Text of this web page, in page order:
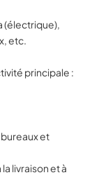
(électrique),
etc.
principale :
et
livraison et à